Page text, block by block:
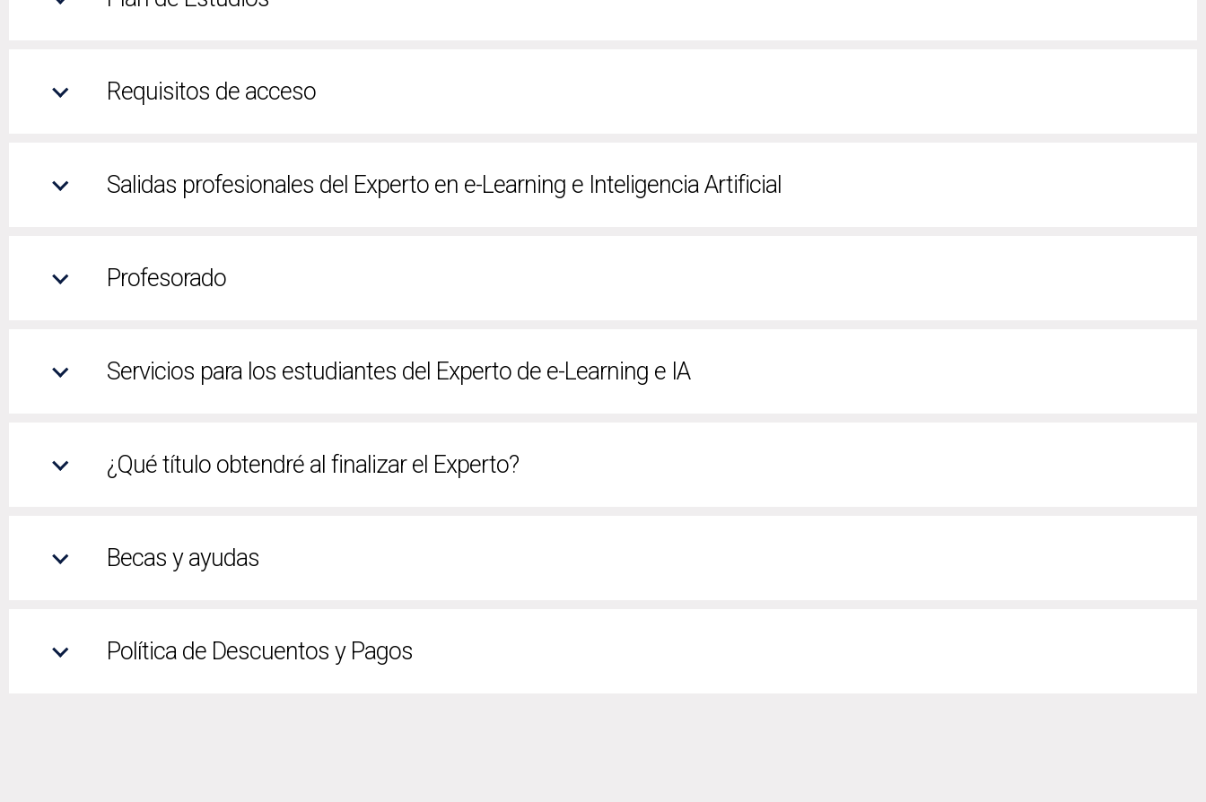
Requisitos de acceso
Salidas profesionales del Experto en e-Learning e Inteligencia Artificial
Profesorado
Servicios para los estudiantes del Experto de e-Learning e IA
¿Qué título obtendré al finalizar el Experto?
Becas y ayudas
Política de Descuentos y Pagos